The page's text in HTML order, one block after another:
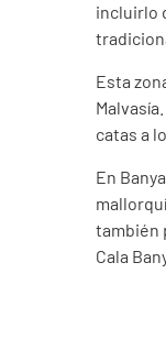
incluirlo
Esta
catas a
En
también
Cala